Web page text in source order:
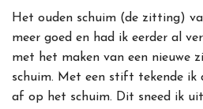
Het ouden schuim (de zitting)
meer goed en had ik eerder al
met het maken van een nieuwe
schuim. Met een stift tekende
af op het schuim. Dit sneed ik